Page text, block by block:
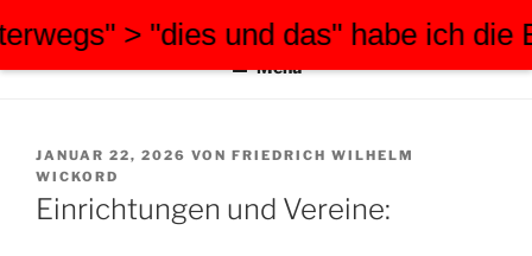
> "dies und das" habe ich die
Inhalt
springen
FWW-FOTOGRAFIE
tauchen Sie ein in meine Welt
Menü
VERÖFFENTLICHT
AM
JANUAR 22, 2026 VON FRIEDRICH WILHELM
WICKORD
Einrichtungen und Vereine: